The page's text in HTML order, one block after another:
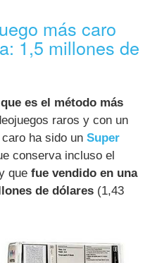
más caro
1,5 millones de
es el método más
raros y con un
caro ha sido unSuper
conserva incluso el
quefue vendido en una
de dólares (1,43